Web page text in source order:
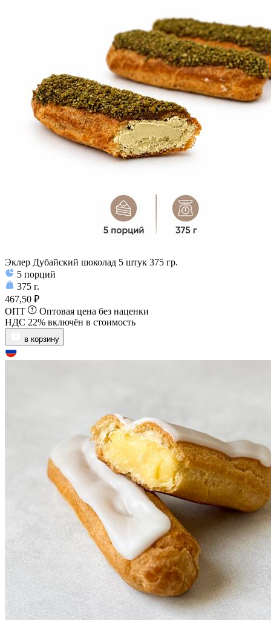
Эклер Дубайский шоколад 5 штук 375 гр.
5 порций
375 г.
467,50 ₽
ОПТ
Оптовая цена без наценки
НДС 22% включён в стоимость
в корзину